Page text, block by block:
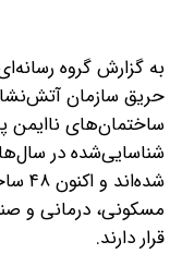
به گزارش گروه
حریق سازمان
مسکونی، درمانی و
قرار دارند.